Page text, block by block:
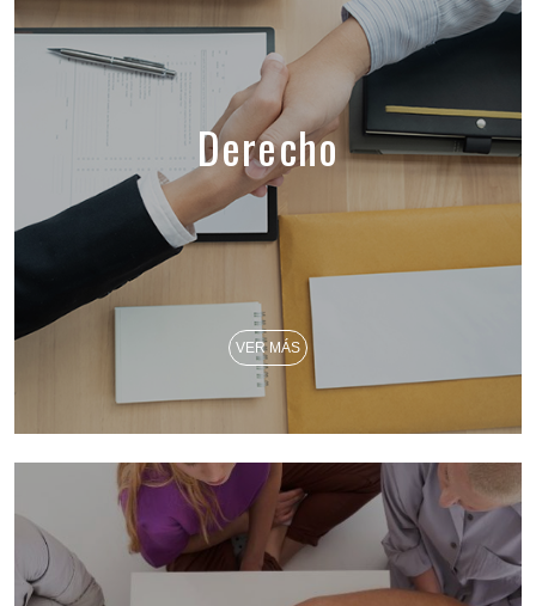
Derecho
VER MÁS